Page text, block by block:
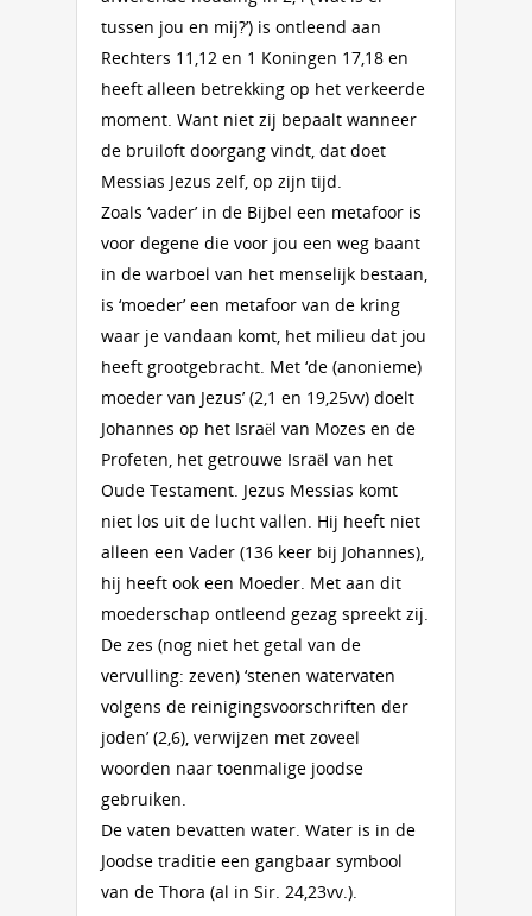
tussen jou en mij?’) is ontleend aan
Rechters 11,12 en 1 Koningen 17,18 en
heeft alleen betrekking op het verkeerde
moment. Want niet zij bepaalt wanneer
de bruiloft doorgang vindt, dat doet
Messias Jezus zelf, op zijn tijd.
Zoals ‘vader’ in de Bijbel een metafoor is
voor degene die voor jou een weg baant
in de warboel van het menselijk bestaan,
is ‘moeder’ een metafoor van de kring
waar je vandaan komt, het milieu dat jou
heeft grootgebracht. Met ‘de (anonieme)
moeder van Jezus’ (2,1 en 19,25vv) doelt
Johannes op het Israël van Mozes en de
Profeten, het getrouwe Israël van het
Oude Testament. Jezus Messias komt
niet los uit de lucht vallen. Hij heeft niet
alleen een Vader (136 keer bij Johannes),
hij heeft ook een Moeder. Met aan dit
moederschap ontleend gezag spreekt zij.
De zes (nog niet het getal van de
vervulling: zeven) ‘stenen watervaten
volgens de reinigingsvoorschriften der
joden’ (2,6), verwijzen met zoveel
woorden naar toenmalige joodse
gebruiken.
De vaten bevatten water. Water is in de
Joodse traditie een gangbaar symbool
van de Thora (al in Sir. 24,23vv.).